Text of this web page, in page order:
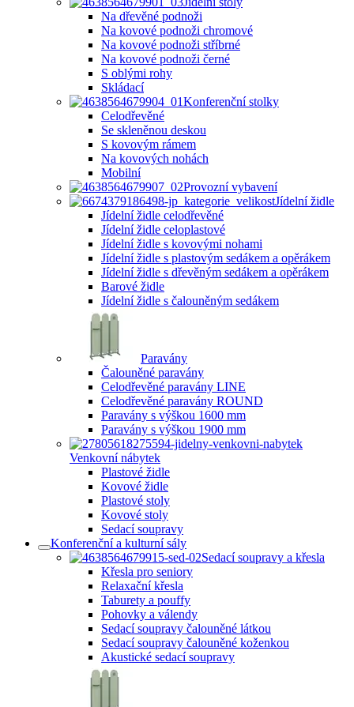
Na dřevěné podnoži
Na kovové podnoži chromové
Na kovové podnoži stříbrné
Na kovové podnoži černé
S oblými rohy
Skládací
Konferenční stolky
Celodřevěné
Se skleněnou deskou
S kovovým rámem
Na kovových nohách
Mobilní
Provozní vybavení
Jídelní židle
Jídelní židle celodřevěné
Jídelní židle celoplastové
Jídelní židle s kovovými nohami
Jídelní židle s plastovým sedákem a opěrákem
Jídelní židle s dřevěným sedákem a opěrákem
Barové židle
Jídelní židle s čalouněným sedákem
Paravány
Čalouněné paravány
Celodřevěné paravány LINE
Celodřevěné paravány ROUND
Paravány s výškou 1600 mm
Paravány s výškou 1900 mm
Venkovní nábytek
Plastové židle
Kovové židle
Plastové stoly
Kovové stoly
Sedací soupravy
Konferenční a kulturní sály
Sedací soupravy a křesla
Křesla pro seniory
Relaxační křesla
Taburety a pouffy
Pohovky a válendy
Sedací soupravy čalouněné látkou
Sedací soupravy čalouněné koženkou
Akustické sedací soupravy